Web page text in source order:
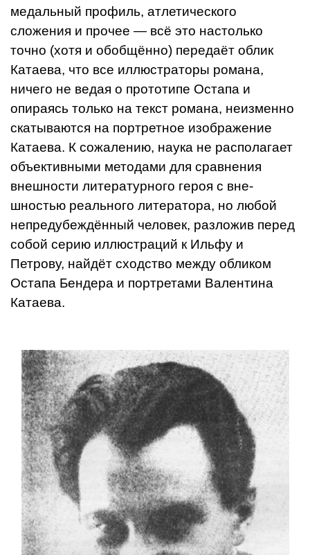
медальный профиль, атлетичес­кого
сложения и прочее — всё это настолько
точно (хотя и обобщённо) передаёт об­лик
Катаева, что все иллюстраторы рома­на,
ничего не ведая о прототипе Остапа и
опираясь только на текст романа, неизмен­но
скатываются на портретное изображе­ние
Катаева. К сожалению, наука не рас­полагает
объективными методами для срав­нения
внешности литературного героя с вне­
шностью реального литератора, но любой
непредубеждённый человек, разложив пе­ред
собой серию иллюстраций к Ильфу и
Петрову, найдёт сходство между обликом
Остапа Бендера и портретами Валентина
Катаева.